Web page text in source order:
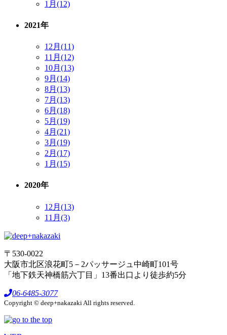
1月(12)
2021年
12月(11)
11月(12)
10月(13)
9月(14)
8月(13)
7月(13)
6月(18)
5月(19)
4月(21)
3月(19)
2月(17)
1月(15)
2020年
12月(13)
11月(3)
〒530-0022
大阪市北区浪花町5－2パッサージュ中崎町101号
「地下鉄天神橋筋六丁目」13番出口より徒歩約5分
06-6485-3077
Copyright © deep+nakazaki All rights reserved.